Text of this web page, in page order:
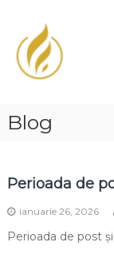
Penticostală
nr
1
de
Domnul!
Blog
Perioada de
ianuarie 26, 2026
Perioada de post